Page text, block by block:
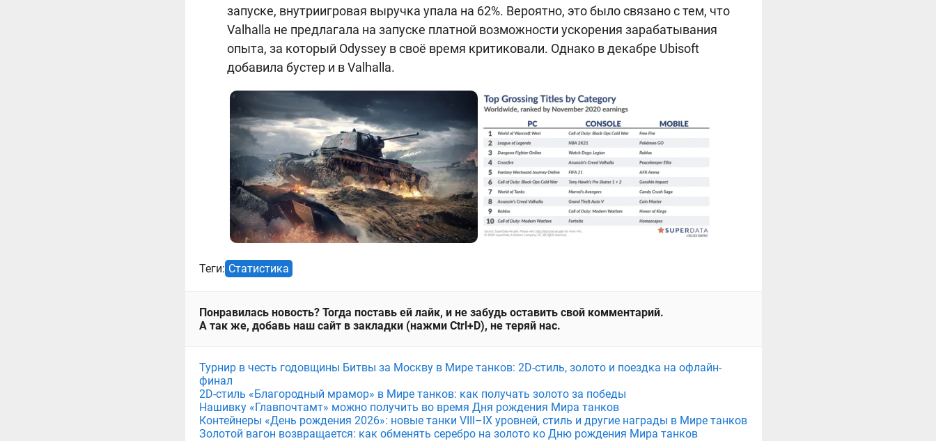
запуске, внутриигровая выручка упала на 62%. Вероятно, это было связано с тем, что
Valhalla не предлагала на запуске платной возможности ускорения зарабатывания
опыта, за который Odyssey в своё время критиковали. Однако в декабре Ubisoft
добавила бустер и в Valhalla.
Теги: Статистика
Понравилась новость? Тогда поставь ей лайк, и не забудь оставить свой комментарий.
А так же, добавь наш сайт в закладки (нажми Ctrl+D), не теряй нас.
Турнир в честь годовщины Битвы за Москву в Мире танков: 2D-стиль, золото и поездка на офлайн-
финал
2D-стиль «Благородный мрамор» в Мире танков: как получать золото за победы
Нашивку «Главпочтамт» можно получить во время Дня рождения Мира танков
Контейнеры «День рождения 2026»: новые танки VIII–IX уровней, стиль и другие награды в Мире танков
Золотой вагон возвращается: как обменять серебро на золото ко Дню рождения Мира танков